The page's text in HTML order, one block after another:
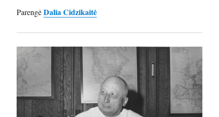
ParengėDalia Cidzikaitė